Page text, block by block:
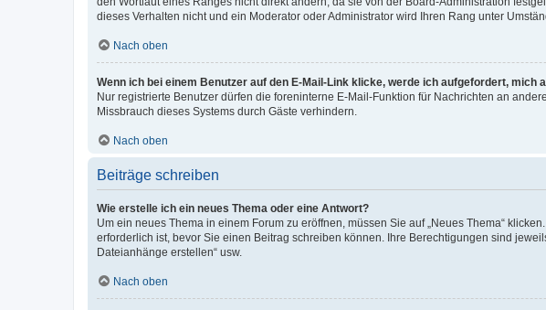
dieses Verhalten nicht und ein Moderator oder Administrator wird Ihren Rang unter
Nach oben
Wenn ich bei einem Benutzer auf den E-Mail-Link klicke, werde ich aufgefordert, mich
Nur registrierte Benutzer dürfen die foreninterne E-Mail-Funktion für Nachrichten an
Missbrauch dieses Systems durch Gäste verhindern.
Nach oben
Beiträge schreiben
Wie erstelle ich ein neues Thema oder eine Antwort?
Um ein neues Thema in einem Forum zu eröffnen, müssen Sie auf „Neues Thema“
erforderlich ist, bevor Sie einen Beitrag schreiben können. Ihre Berechtigungen sind
Dateianhänge erstellen“ usw.
Nach oben